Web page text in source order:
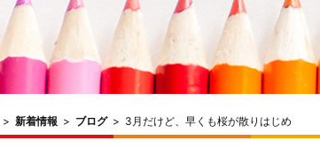
> 新着情報 > ブログ> 3月だけど、早くも桜が散りはじめ